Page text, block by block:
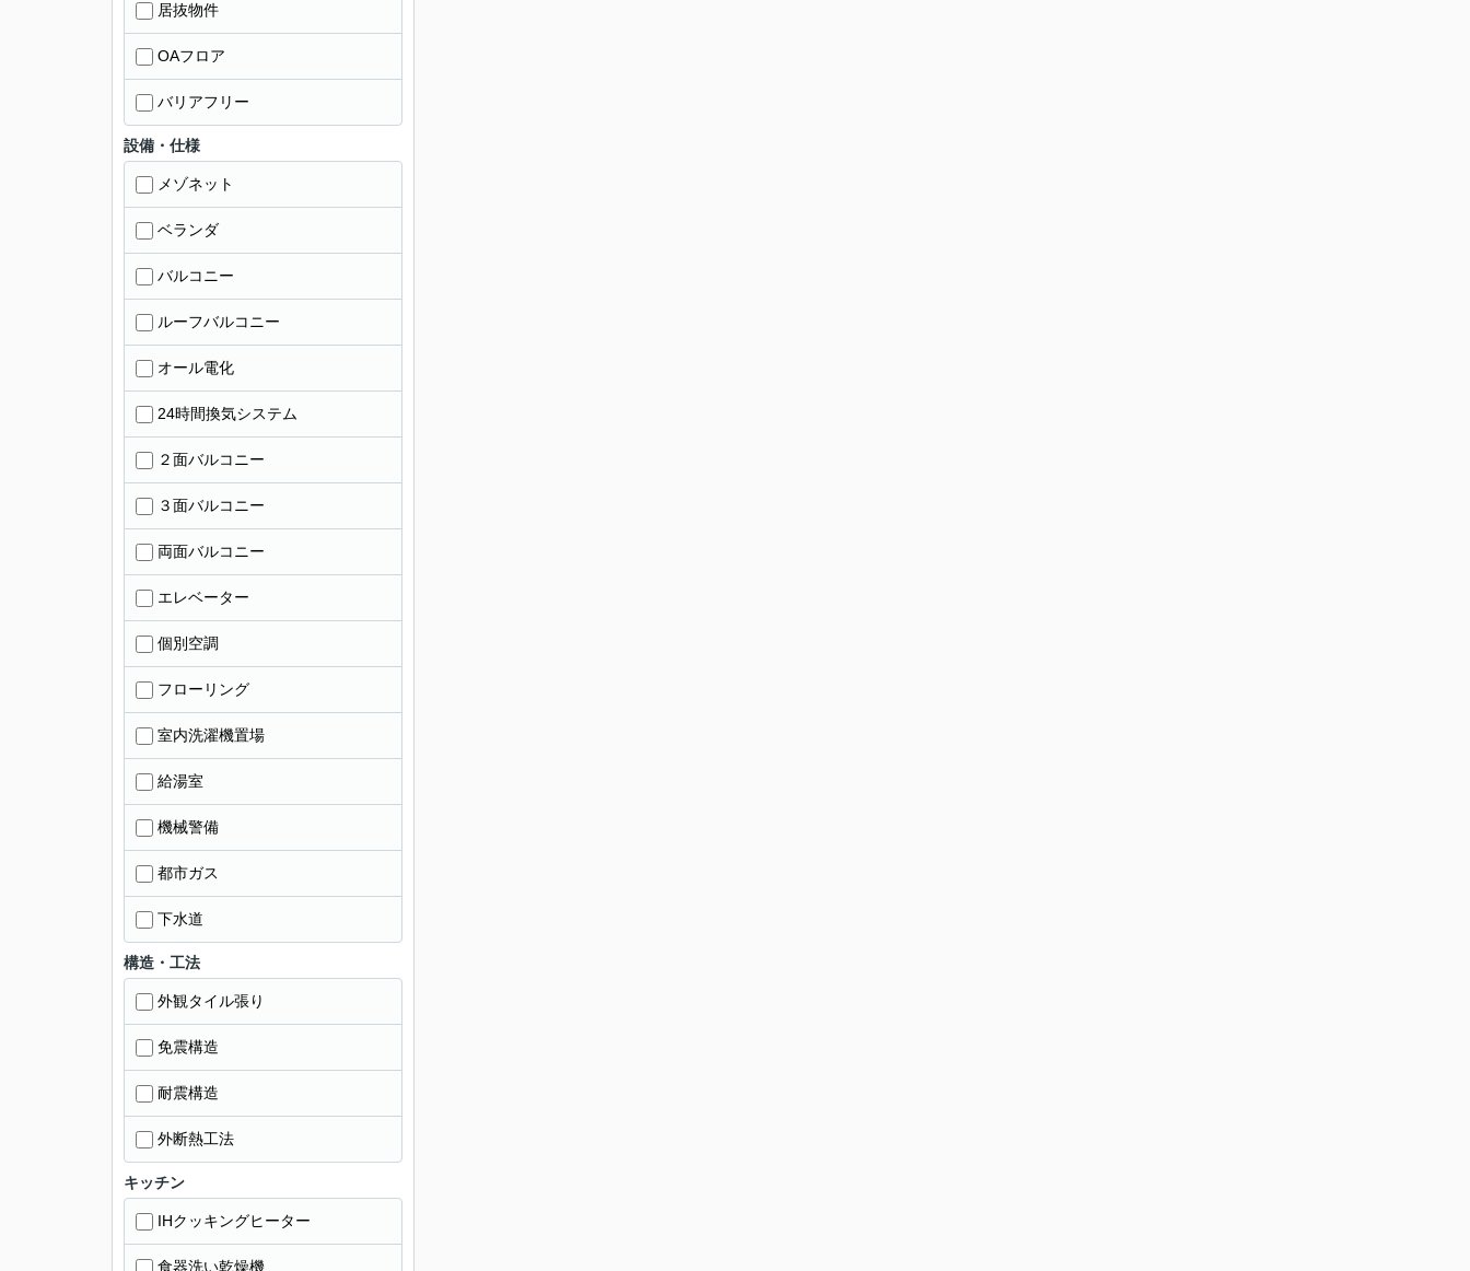
居抜物件
OAフロア
バリアフリー
設備・仕様
メゾネット
ベランダ
バルコニー
ルーフバルコニー
オール電化
24時間換気システム
２面バルコニー
３面バルコニー
両面バルコニー
エレベーター
個別空調
フローリング
室内洗濯機置場
給湯室
機械警備
都市ガス
下水道
構造・工法
外観タイル張り
免震構造
耐震構造
外断熱工法
キッチン
IHクッキングヒーター
食器洗い乾燥機